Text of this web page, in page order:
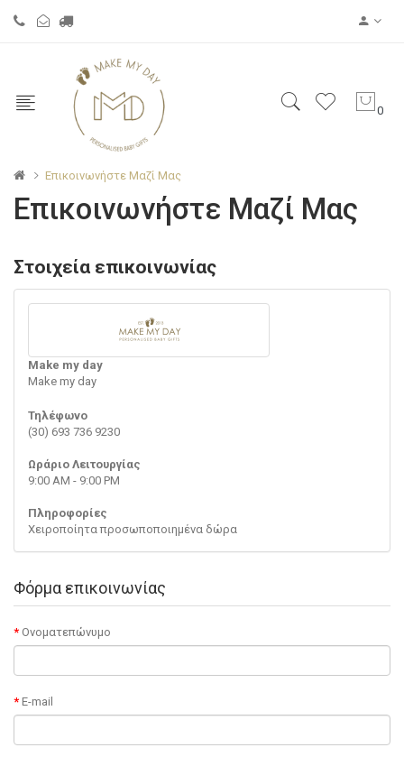
0
Επικοινωνήστε Μαζί Μας
Επικοινωνήστε Μαζί Μας
Στοιχεία επικοινωνίας
Make my day
Make my day
Τηλέφωνο
(30) 693 736 9230
Ωράριο Λειτουργίας
9:00 AM - 9:00 PM
Πληροφορίες
Χειροποίητα προσωποποιημένα δώρα
Φόρμα επικοινωνίας
Ονοματεπώνυμο
E-mail